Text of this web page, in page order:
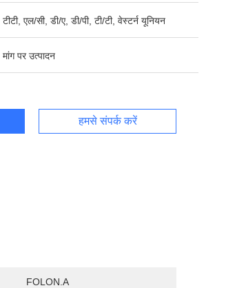
टीटी, एल/सी, डी/ए, डी/पी, टी/टी, वेस्टर्न यूनियन
मांग पर उत्पादन
हमसे संपर्क करें
FOLON.A